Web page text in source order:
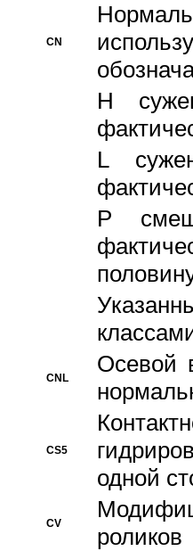
CN
H
L
P
CNL
Осевой
CS5
одной
CV
роликов